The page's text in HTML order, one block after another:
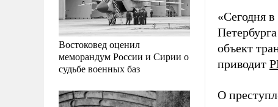
Востоковед оценил
меморандум России и Сирии о
судьбе военных баз
«Сегодня
объект
приводит
О